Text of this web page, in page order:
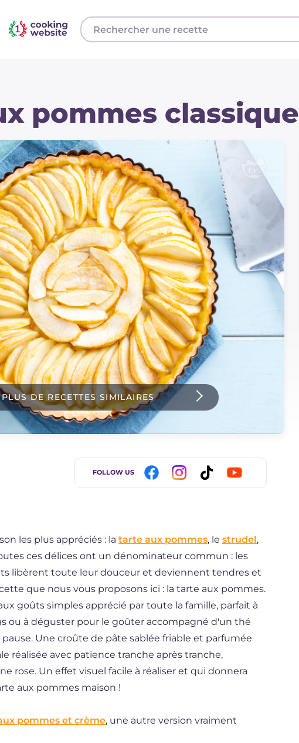
pommes classique
DE RECETTES SIMILAIRES
FOLLOW US
les plus appréciés : la tarte aux pommes, le strudel,
ces délices ont un dénominateur commun : les
libèrent toute leur douceur et deviennent tendres et
que nous vous proposons ici : la tarte aux pommes.
goûts simples apprécié par toute la famille, parfait à
ou à déguster pour le goûter accompagné d'un thé
Une croûte de pâte sablée friable et parfumée
réalisée avec patience tranche après tranche,
rose. Un effet visuel facile à réaliser et qui donnera
aux pommes maison !
pommes et crème, une autre version vraiment